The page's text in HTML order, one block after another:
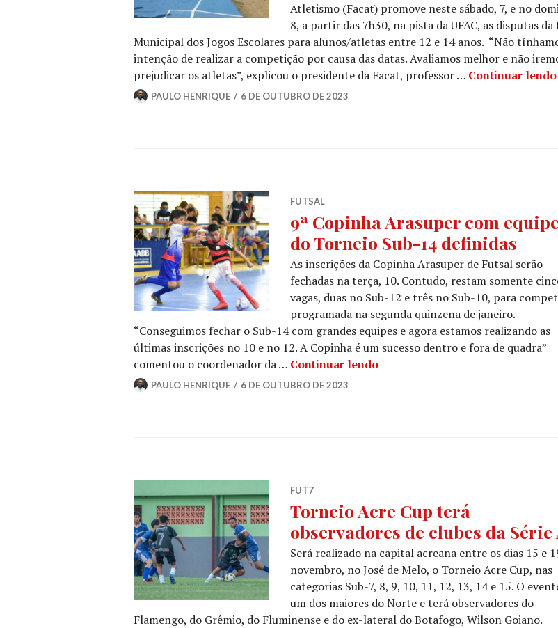
Atletismo (Facat) promove neste sábado, 7, e no
8, a partir das 7h30, na pista da UFAC, as disputas da
Municipal dos Jogos Escolares para alunos/atletas entre 12 e 14 anos. “Não
intenção de realizar a competição por causa das datas. Avaliamos melhor e não
prejudicar os atletas”, explicou o presidente da Facat, professor … Continuar lendo
PAULO HENRIQUE 6 DE OUTUBRO DE 2023
FUTSAL
9ª Copinha Arasuper com
do Torneio Sub-14 definidas
As inscrições da Copinha Arasuper de Futsal serão
fechadas na terça, 10. Contudo, restam somente
vagas, duas no Sub-12 e três no Sub-10, para
programada na segunda quinzena de janeiro.
“Conseguimos fechar o Sub-14 com grandes equipes e agora estamos realizando as
últimas inscrições no 10 e no 12. A Copinha é um sucesso dentro e fora de quadra”
comentou o coordenador da … Continuar lendo
PAULO HENRIQUE 6 DE OUTUBRO DE 2023
FUT7
Torneio Acre Cup terá
observadores de clubes da Série
Será realizado na capital acreana entre os dias 15 e
novembro, no José de Melo, o Torneio Acre Cup, nas
categorias Sub-7, 8, 9, 10, 11, 12, 13, 14 e 15. O
um dos maiores do Norte e terá observadores do
Flamengo, do Grêmio, do Fluminense e do ex-lateral do Botafogo, Wilson Goiano.